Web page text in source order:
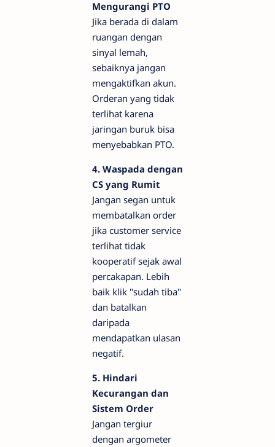
Mengurangi PTO
Jika berada di dalam
ruangan dengan
sinyal lemah,
sebaiknya jangan
mengaktifkan akun.
Orderan yang tidak
terlihat karena
jaringan buruk bisa
menyebabkan PTO.
4. Waspada dengan
CS yang Rumit
Jangan segan untuk
membatalkan order
jika customer service
terlihat tidak
kooperatif sejak awal
percakapan. Lebih
baik klik "sudah tiba"
dan batalkan
daripada
mendapatkan ulasan
negatif.
5. Hindari
Kecurangan dan
Sistem Order
Jangan tergiur
dengan argometer